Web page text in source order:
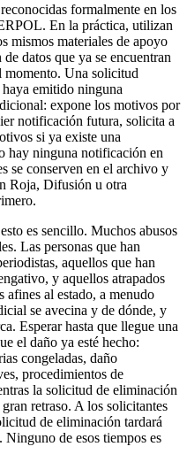
formalmente en los
En la práctica, utilizan
mismos materiales de apoyo
datos que ya se encuentran
momento. Una solicitud
haya emitido ninguna
expone los motivos por
notificación futura, solicita a
si ya existe una
hay ninguna notificación en
se conserven en el archivo y
Roja, Difusión u otra
es sencillo. Muchos abusos
Las personas que han
aquellos que han
y aquellos atrapados
afines al estado, a menudo
se avecina y de dónde, y
Esperar hasta que llegue una
el daño ya esté hecho:
congeladas, daño
procedimientos de
la solicitud de eliminación
retraso. A los solicitantes
de eliminación tardará
Ninguno de esos tiempos es